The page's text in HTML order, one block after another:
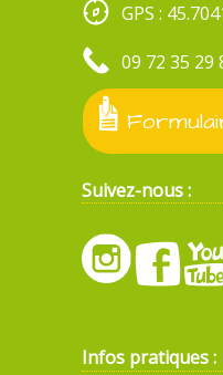
GPS :
09 72 35 29
Suivez-nous :
Infos pratiques :